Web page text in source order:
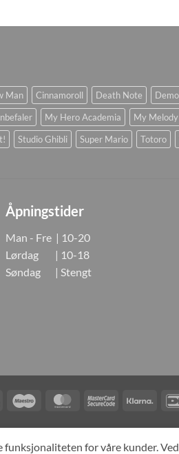
Man Cinnamoroll Death Note
My Hero Academia My Melody
Studio Ghibli Super Mario Totoro
Åpningstider
Man - Fre | 10-20
Lørdag | 10-18
Søndag | Stengt
Maestro MasterCardMasterCard
OSS OM OSS
for våre kunder.